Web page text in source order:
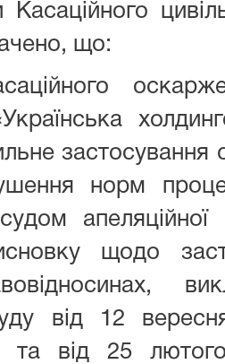
Касаційного
що:
застосування
норм
щодо
від 12
ц та від 25